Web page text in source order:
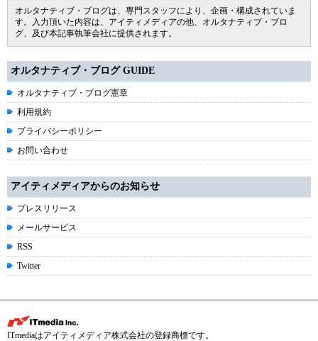
オルタナティブ・ブログは、専門スタッフにより、企画・構成されていま
す。入力頂いた内容は、アイティメディアの他、オルタナティブ・ブロ
グ、及び本記事執筆会社に提供されます。
オルタナティブ・ブログ GUIDE
オルタナティブ・ブログ憲章
利用規約
プライバシーポリシー
お問い合わせ
アイティメディアからのお知らせ
プレスリリース
メールサービス
RSS
Twitter
ITmediaはアイティメディア株式会社の登録商標です。